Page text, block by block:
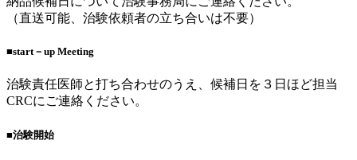
（直送可能、治験依頼者の立ち合いは不要）
■start－up Meeting
治験責任医師と打ち合わせのうえ、候補日を３日ほど担当
CRCにご連絡ください。
■治験開始